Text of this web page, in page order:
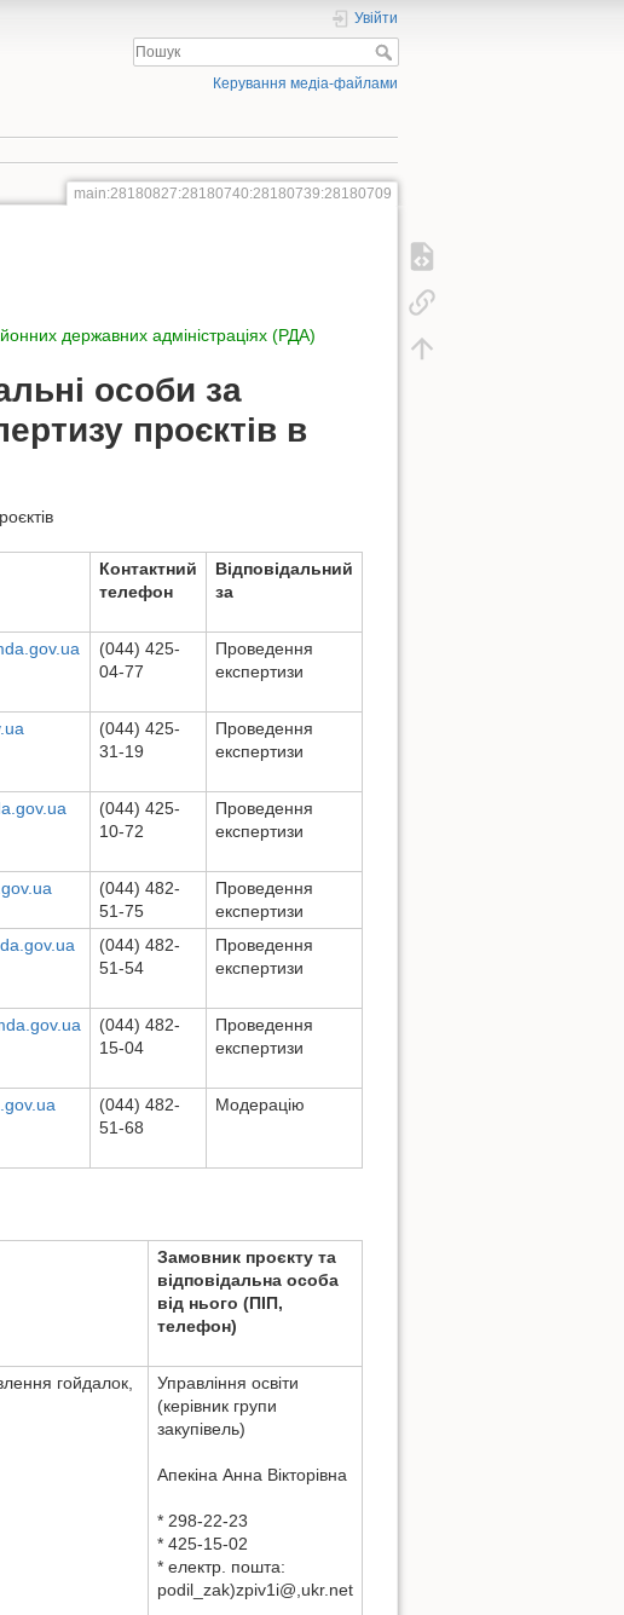
Увійти
Керування медіа-файлами
main:28180827:28180740:28180739:28180709
державних адміністраціях (РДА)
особи за
проєктів в
Контактний
телефон
Відповідальний
за
(044) 425-
04-77
Проведення
експертизи
(044) 425-
31-19
Проведення
експертизи
(044) 425-
10-72
Проведення
експертизи
(044) 482-
51-75
Проведення
експертизи
(044) 482-
51-54
Проведення
експертизи
(044) 482-
15-04
Проведення
експертизи
(044) 482-
51-68
Модерацію
Замовник проєкту та
відповідальна особа
від нього (ПІП,
телефон)
гойдалок,
Управління освіти
(керівник групи
закупівель)
Aпекіна Aнна Вікторівна
* 298-22-23
* 425-15-02
* електр. пошта:
podil_zak)zpiv1i@,ukr.net